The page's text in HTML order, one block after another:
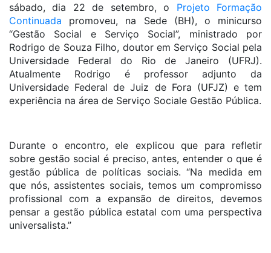
sábado, dia 22 de setembro, o Projeto Formação
Continuada promoveu, na Sede (BH), o minicurso
“Gestão Social e Serviço Social”, ministrado por
Rodrigo de Souza Filho, doutor em Serviço Social pela
Universidade Federal do Rio de Janeiro (UFRJ).
Atualmente Rodrigo é professor adjunto da
Universidade Federal de Juiz de Fora (UFJZ) e tem
experiência na área de Serviço Sociale Gestão Pública.
Durante o encontro, ele explicou que para refletir
sobre gestão social é preciso, antes, entender o que é
gestão pública de políticas sociais. “Na medida em
que nós, assistentes sociais, temos um compromisso
profissional com a expansão de direitos, devemos
pensar a gestão pública estatal com uma perspectiva
universalista.”